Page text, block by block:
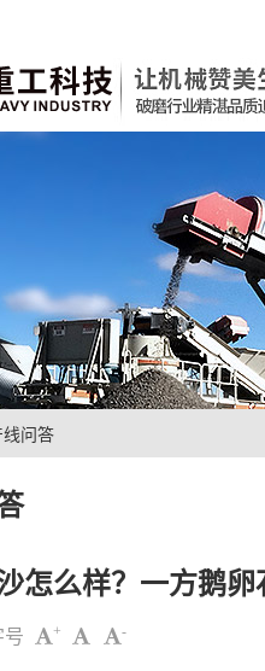
问答
怎么样？一方鹅卵
号 + -